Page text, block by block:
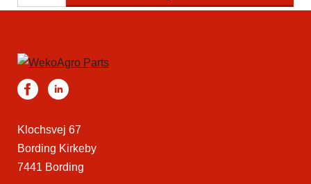
Klochsvej 67
Bording Kirkeby
7441 Bording